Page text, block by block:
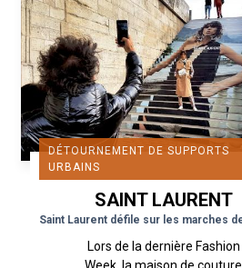
DÉTOURNEMENT DE SUPPORTS
URBAINS
SAINT LAURENT
Lors de la dernière Fashion
Week, la maison de couture